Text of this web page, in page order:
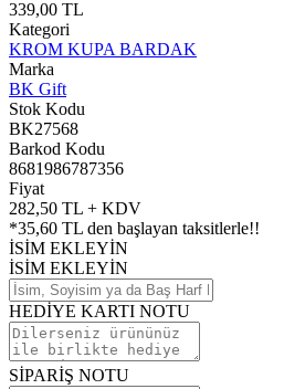
339,00 TL
Kategori
KROM KUPA BARDAK
Marka
BK Gift
Stok Kodu
BK27568
Barkod Kodu
8681986787356
Fiyat
282,50 TL + KDV
*35,60 TL den başlayan taksitlerle!!
İSİM EKLEYİN
İSİM EKLEYİN
HEDİYE KARTI NOTU
SİPARİŞ NOTU